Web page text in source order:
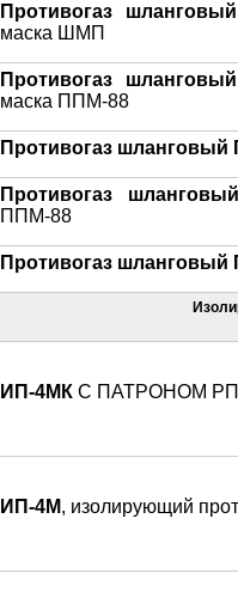
Противогаз
маска ШМП
Противогаз
маска ППМ-88
Противогаз
Противогаз
ППМ-88
Противогаз
ИП-4МК C ПАТРОНОМ РП-
ИП-4М, изолирующий